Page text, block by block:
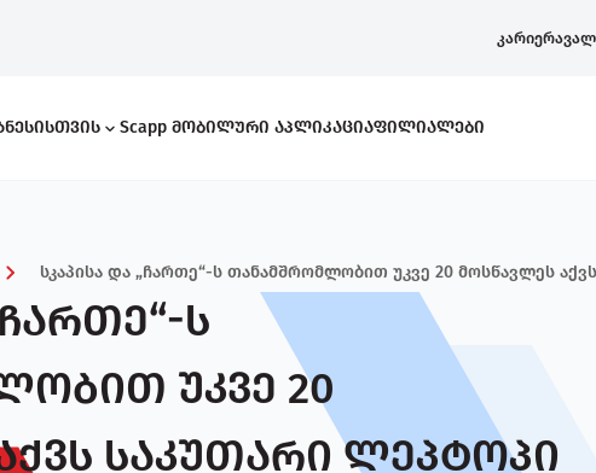
კარიერა
Scapp Მობილური ᲐპლიკაციაᲤილიალები
Ხშირი Კითხვები
სკაპისა და „ჩართე“-ს თანამშრომლობით უკვე 20 მოსწავლეს
ს
უკვე 20
საკუთარი ლეპტოპი